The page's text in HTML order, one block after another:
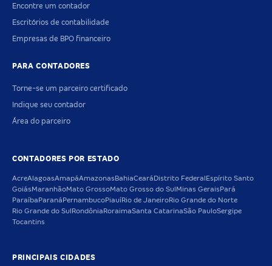
Encontre um contador
Escritórios de contabilidade
Empresas de BPO financeiro
PARA CONTADORES
Torne-se um parceiro certificado
Indique seu contador
Área do parceiro
CONTADORES POR ESTADO
AcreAlagoasAmapáAmazonas BahiaCeará Distrito Federal Espírito Santo
GoiásMaranhãoMato GrossoMato Grosso do Sul Minas Gerais Pará
Paraíba Paraná PernambucoPiauíRio de JaneiroRio Grande do Norte
Rio Grande do Sul Rondônia RoraimaSanta CatarinaSão PauloSergipe
Tocantins
PRINCIPAIS CIDADES